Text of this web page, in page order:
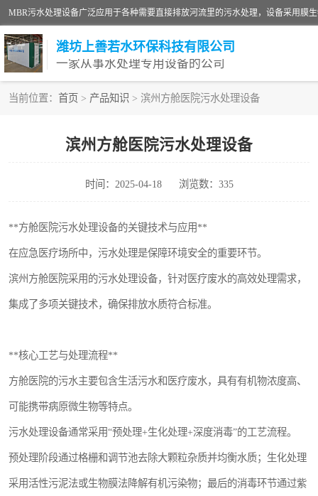
潍坊上善若水环保科技有限公司
一家从事水处理专用设备的公司
当前位置： 首页 > 产品知识 > 滨州方舱医院污水处理设备
滨州方舱医院污水处理设备
时间：2025-04-18 浏览数：335
**方舱医院污水处理设备的关键技术与应用**
在应急医疗场所中，污水处理是保障环境安全的重要环节。
滨州方舱医院采用的污水处理设备，针对医疗废水的高效处理需求，
集成了多项关键技术，确保排放水质符合标准。
**核心工艺与处理流程**
方舱医院的污水主要包含生活污水和医疗废水，具有有机物浓度高、
可能携带病原微生物等特点。
污水处理设备通常采用“预处理+生化处理+深度消毒”的工艺流程。
预处理阶段通过格栅和调节池去除大颗粒杂质并均衡水质；生化处理
采用活性污泥法或生物膜法降解有机污染物；最后的消毒环节通过紫
洗涤污水处理设备
诊所门诊污水处理设备
养殖污水处理设备
一体化污水处理设备